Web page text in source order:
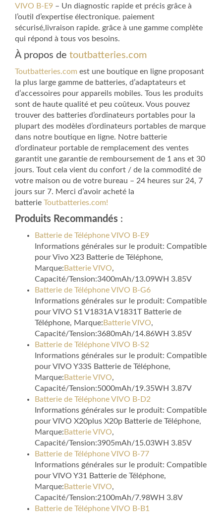
VIVO B-E9 – Un diagnostic rapide et précis grâce à
l’outil d’expertise électronique. paiement
sécurisé,livraison rapide. grâce à une gamme complète
qui répond à tous vos besoins.
À propos de toutbatteries.com
Toutbatteries.com est une boutique en ligne proposant
la plus large gamme de batteries, d’adaptateurs et
d’accessoires pour appareils mobiles. Tous les produits
sont de haute qualité et peu coûteux. Vous pouvez
trouver des batteries d’ordinateurs portables pour la
plupart des modèles d’ordinateurs portables de marque
dans notre boutique en ligne. Notre batterie
d’ordinateur portable de remplacement des ventes
garantit une garantie de remboursement de 1 ans et 30
jours. Tout cela vient du confort / de la commodité de
votre maison ou de votre bureau – 24 heures sur 24, 7
jours sur 7. Merci d’avoir acheté la
batterie Toutbatteries.com!
Produits Recommandés :
Batterie de Téléphone VIVO B-E9
Informations générales sur le produit: Compatible
pour Vivo X23 Batterie de Téléphone,
Marque: Batterie VIVO,
Capacité/Tension:3400mAh/13.09WH 3.85V
Batterie de Téléphone VIVO B-G6
Informations générales sur le produit: Compatible
pour VIVO S1 V1831A V1831T Batterie de
Téléphone, Marque: Batterie VIVO,
Capacité/Tension:3680mAh/14.86WH 3.85V
Batterie de Téléphone VIVO B-S2
Informations générales sur le produit: Compatible
pour VIVO Y33S Batterie de Téléphone,
Marque: Batterie VIVO,
Capacité/Tension:5000mAh/19.35WH 3.87V
Batterie de Téléphone VIVO B-D2
Informations générales sur le produit: Compatible
pour VIVO X20plus X20p Batterie de Téléphone,
Marque: Batterie VIVO,
Capacité/Tension:3905mAh/15.03WH 3.85V
Batterie de Téléphone VIVO B-77
Informations générales sur le produit: Compatible
pour VIVO Y31 Batterie de Téléphone,
Marque: Batterie VIVO,
Capacité/Tension:2100mAh/7.98WH 3.8V
Batterie de Téléphone VIVO B-B1